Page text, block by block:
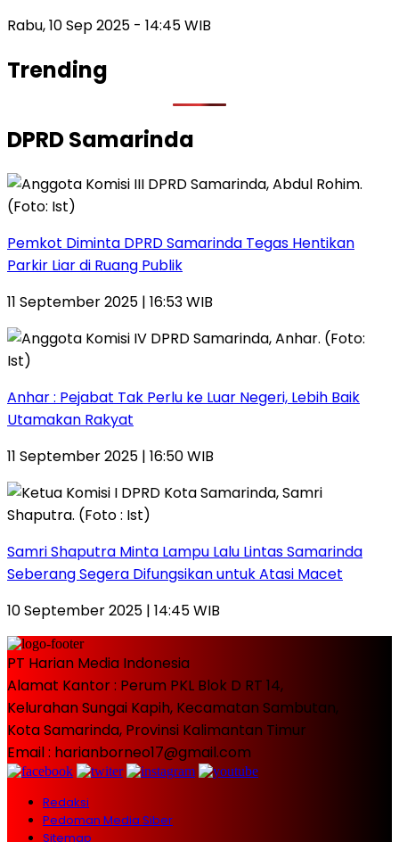
Rabu, 10 Sep 2025 - 14:45 WIB
Trending
DPRD Samarinda
Pemkot Diminta DPRD Samarinda Tegas Hentikan
Parkir Liar di Ruang Publik
11 September 2025 | 16:53 WIB
Anhar : Pejabat Tak Perlu ke Luar Negeri, Lebih Baik
Utamakan Rakyat
11 September 2025 | 16:50 WIB
Samri Shaputra Minta Lampu Lalu Lintas Samarinda
Seberang Segera Difungsikan untuk Atasi Macet
10 September 2025 | 14:45 WIB
PT Harian Media Indonesia
Alamat Kantor : Perum PKL Blok D RT 14,
Kelurahan Sungai Kapih, Kecamatan Sambutan,
Kota Samarinda, Provinsi Kalimantan Timur
Email : harianborneo17@gmail.com
Redaksi
Pedoman Media Siber
Sitemap